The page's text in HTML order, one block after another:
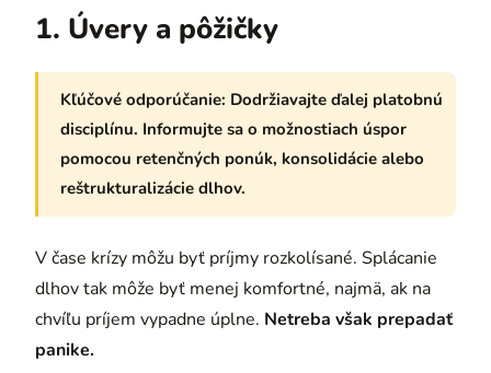
1. Úvery a pôžičky
Kľúčové odporúčanie: Dodržiavajte ďalej platobnú
disciplínu. Informujte sa o možnostiach úspor
pomocou retenčných ponúk, konsolidácie alebo
reštrukturalizácie dlhov.
V čase krízy môžu byť príjmy rozkolísané. Splácanie
dlhov tak môže byť menej komfortné, najmä, ak na
chvíľu príjem vypadne úplne. Netreba však prepadať
panike.